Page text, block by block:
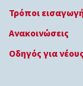
Τρόποι
Ανακοινώσεις
Οδηγός για